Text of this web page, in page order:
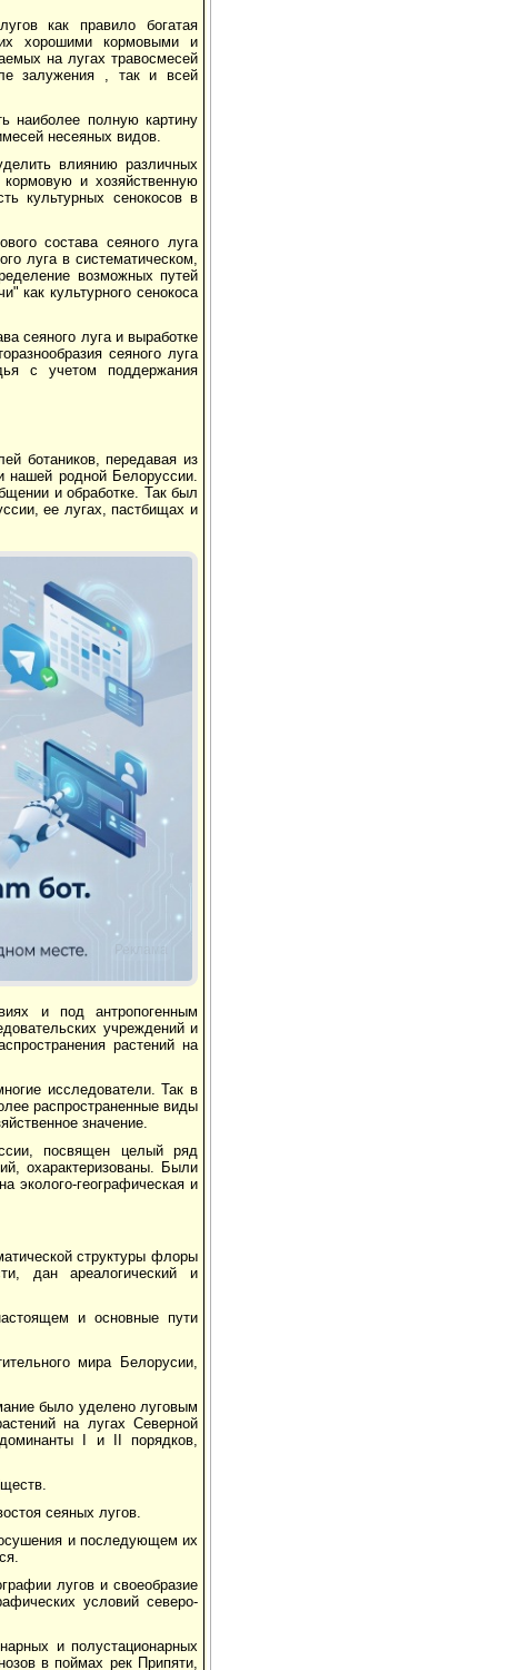
как правило богатая
хорошими кормовыми и
на лугах травосмесей
залужения , так и всей
наиболее полную картину
несеяных видов.
влиянию различных
и хозяйственную
культурных сенокосов в
состава сеяного луга
луга в систематическом,
возможных путей
как культурного сенокоса
сеяного луга и выработке
сеяного луга
с учетом поддержания
ботаников, передавая из
нашей родной Белоруссии.
и обработке. Так был
ее лугах, пастбищах и
и под антропогенным
учреждений и
растений на
исследователи. Так в
распространенные виды
значение.
посвящен целый ряд
охарактеризованы. Были
эколого-географическая и
структуры флоры
дан ареалогический и
и основные пути
мира Белорусии,
было уделено луговым
на лугах Северной
I и II порядков,
сеяных лугов.
и последующем их
лугов и своеобразие
условий северо-
и полустационарных
в поймах рек Припяти,